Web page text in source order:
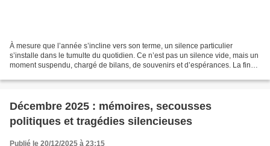
À mesure que l’année s’incline vers son terme, un silence particulier
s’installe dans le tumulte du quotidien. Ce n’est pas un silence vide, mais un
moment suspendu, chargé de bilans, de souvenirs et d’espérances. La fin
Décembre 2025 : mémoires, secousses
politiques et tragédies silencieuses
Publié le 20/12/2025 à 23:15